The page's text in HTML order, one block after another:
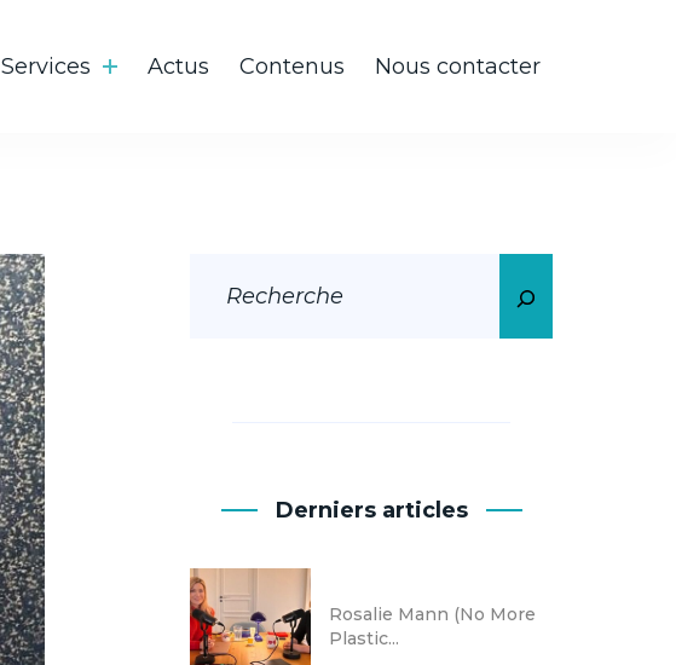
Services Actus Contenus Nous contacter
Derniers articles
Rosalie Mann (No More
Plastic...